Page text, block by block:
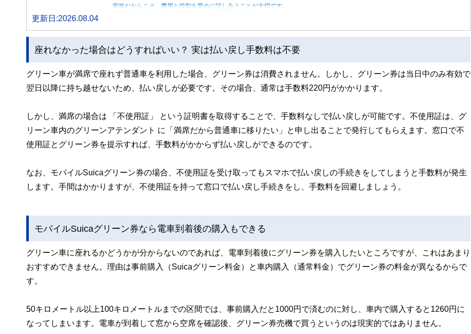
家族だからこそ、費用と役割を早めに話し合うことが大切です。
更新日:2026.08.04
座れなかった場合はどうすればいい？ 実は払い戻し手数料は不要
グリーン車が満席で座れず普通車を利用した場合、グリーン券は消費されません。しかし、グリーン券は当日中のみ有効で
翌日以降に持ち越せないため、払い戻しが必要です。その場合、通常は手数料220円がかかります。
しかし、満席の場合は 「不使用証」 という証明書を取得することで、手数料なしで払い戻しが可能です。不使用証は、グ
リーン車内のグリーンアテンダント に「満席だから普通車に移りたい」と申し出ることで発行してもらえます。窓口で不
使用証とグリーン券を提示すれば、手数料がかからず払い戻しができるのです。
なお、モバイルSuicaグリーン券の場合、不使用証を受け取ってもスマホで払い戻しの手続きをしてしまうと手数料が発生
します。手間はかかりますが、不使用証を持って窓口で払い戻し手続きをし、手数料を回避しましょう。
モバイルSuicaグリーン券なら電車到着後の購入もできる
グリーン車に座れるかどうかが分からないのであれば、電車到着後にグリーン券を購入したいところですが、これはあまり
おすすめできません。理由は事前購入（Suicaグリーン料金）と車内購入（通常料金）でグリーン券の料金が異なるからで
す。
50キロメートル以上100キロメートルまでの区間では、事前購入だと1000円で済むのに対し、車内で購入すると1260円に
なってしまいます。電車が到着して窓から空席を確認後、グリーン券売機で買うというのは現実的ではありません。